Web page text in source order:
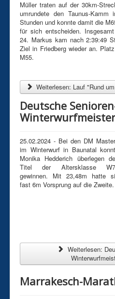
Müller traten auf der 30km-
umrundete den Taunus-Kamm
Stunden und konnte damit die
für sich entscheiden.
24. Markus kam nach 2:39:49
Ziel in Friedberg wieder an.
M55.
Weiterlesen: Lauf "Rund
Deutsche
25.02.2024 - Bei den DM
im Winterwurf in Baunatal
Monika Hedderich überlegen
Titel der Altersklasse
gewinnen. Mit 23,48m hatte
fast 6m Vorsprung auf die Zweite.
Weiterlesen:
Marrakesch-